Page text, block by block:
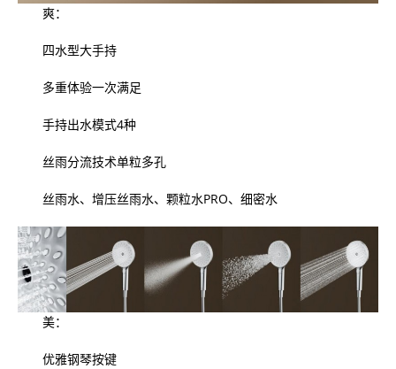
爽：
四水型大手持
多重体验一次满足
手持出水模式4种
丝雨分流技术单粒多孔
丝雨水、增压丝雨水、颗粒水PRO、细密水
美：
优雅钢琴按键